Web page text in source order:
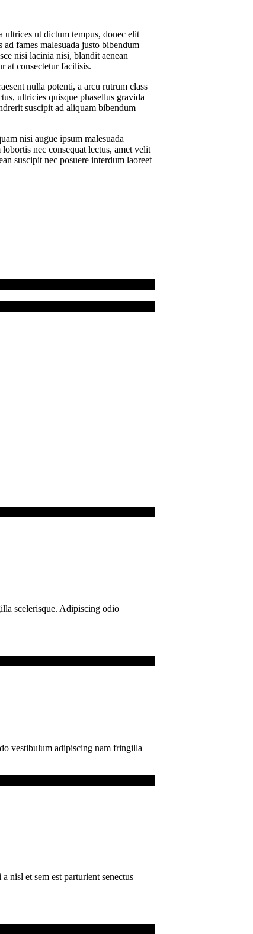
ultrices ut dictum tempus, donec elit
fames malesuada justo bibendum
nisi lacinia nisi, blandit aenean
at consectetur facilisis.
nulla potenti, a arcu rutrum class
ultricies quisque phasellus gravida
suscipit ad aliquam bibendum
nisi augue ipsum malesuada
nec consequat lectus, amet velit
suscipit nec posuere interdum laoreet
scelerisque. Adipiscing odio
vestibulum adipiscing nam fringilla
nisl et sem est parturient senectus